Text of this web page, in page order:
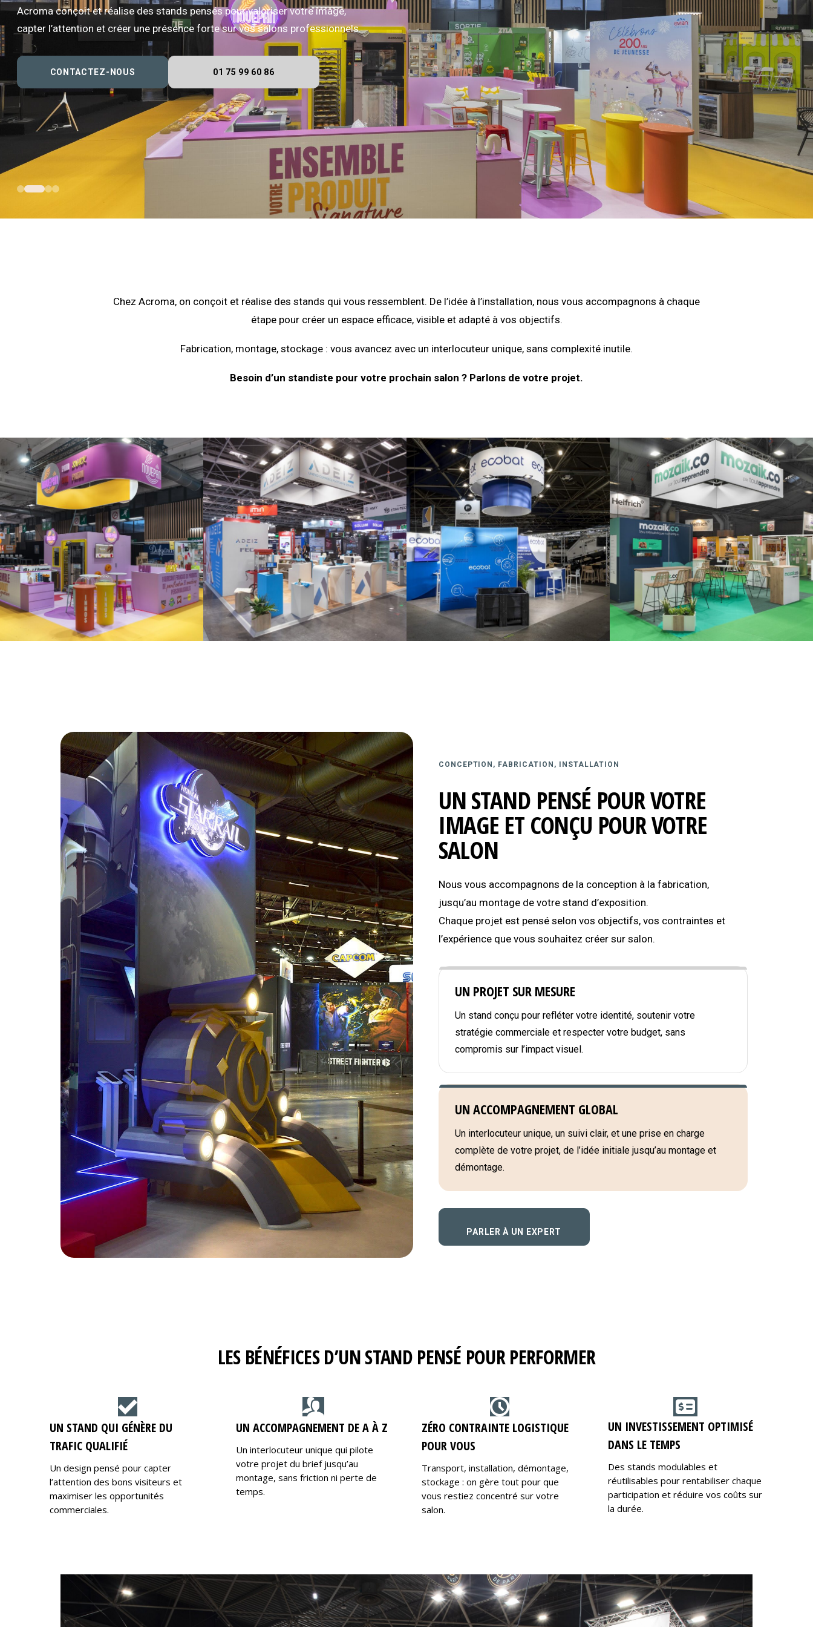
Acroma conçoit et réalise des stands pensés pour valoriser votre image,
capter l’attention et créer une présence forte sur vos salons professionnels.
CONTACTEZ-NOUS 01 75 99 60 86
Chez Acroma, on conçoit et réalise des stands qui vous ressemblent. De l’idée à l’installation, nous vous accompagnons à chaque
étape pour créer un espace efficace, visible et adapté à vos objectifs.
Fabrication, montage, stockage : vous avancez avec un interlocuteur unique, sans complexité inutile.
Besoin d’un standiste pour votre prochain salon ? Parlons de votre projet.
CONCEPTION, FABRICATION, INSTALLATION
UN STAND PENSÉ POUR VOTRE
IMAGE ET CONÇU POUR VOTRE
SALON
Nous vous accompagnons de la conception à la fabrication,
jusqu’au montage de votre stand d’exposition.
Chaque projet est pensé selon vos objectifs, vos contraintes et
l’expérience que vous souhaitez créer sur salon.
UN PROJET SUR MESURE
Un stand conçu pour refléter votre identité, soutenir votre
stratégie commerciale et respecter votre budget, sans
compromis sur l’impact visuel.
UN ACCOMPAGNEMENT GLOBAL
Un interlocuteur unique, un suivi clair, et une prise en charge
complète de votre projet, de l’idée initiale jusqu’au montage et
démontage.
PARLER À UN EXPERT
LES BÉNÉFICES D’UN STAND PENSÉ POUR PERFORMER
UN STAND QUI GÉNÈRE DU
TRAFIC QUALIFIÉ
Un design pensé pour capter
l’attention des bons visiteurs et
maximiser les opportunités
commerciales.
UN ACCOMPAGNEMENT DE A À Z
Un interlocuteur unique qui pilote
votre projet du brief jusqu’au
montage, sans friction ni perte de
temps.
ZÉRO CONTRAINTE LOGISTIQUE
POUR VOUS
Transport, installation, démontage,
stockage : on gère tout pour que
vous restiez concentré sur votre
salon.
UN INVESTISSEMENT OPTIMISÉ
DANS LE TEMPS
Des stands modulables et
réutilisables pour rentabiliser chaque
participation et réduire vos coûts sur
la durée.